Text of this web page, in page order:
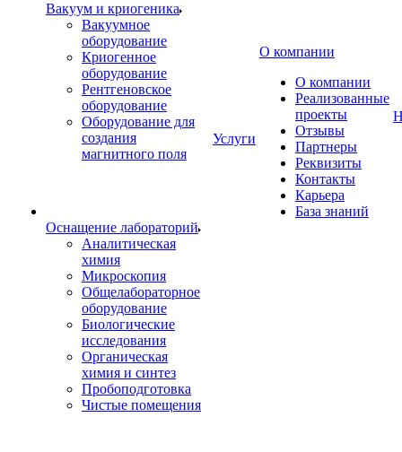
Вакуум и криогеника
Вакуумное
оборудование
Криогенное
оборудование
Рентгеновское
оборудование
Оборудование для
создания
магнитного поля
Оснащение лабораторий
Аналитическая
химия
Микроскопия
Общелабораторное
оборудование
Биологические
исследования
Органическая
химия и синтез
Пробоподготовка
Чистые помещения
Услуги
О компании
О компании
Реализованные
проекты
Отзывы
Партнеры
Реквизиты
Контакты
Карьера
База знаний